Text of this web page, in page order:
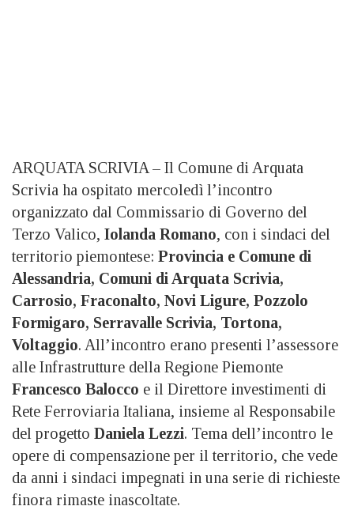
ARQUATA SCRIVIA – Il Comune di Arquata
Scrivia ha ospitato mercoledì l’incontro
organizzato dal Commissario di Governo del
Terzo Valico, Iolanda Romano, con i sindaci del
territorio piemontese: Provincia e Comune di
Alessandria, Comuni di Arquata Scrivia,
Carrosio, Fraconalto, Novi Ligure, Pozzolo
Formigaro, Serravalle Scrivia, Tortona,
Voltaggio. All’incontro erano presenti l’assessore
alle Infrastrutture della Regione Piemonte
Francesco Balocco e il Direttore investimenti di
Rete Ferroviaria Italiana, insieme al Responsabile
del progetto Daniela Lezzi. Tema dell’incontro le
opere di compensazione per il territorio, che vede
da anni i sindaci impegnati in una serie di richieste
finora rimaste inascoltate.